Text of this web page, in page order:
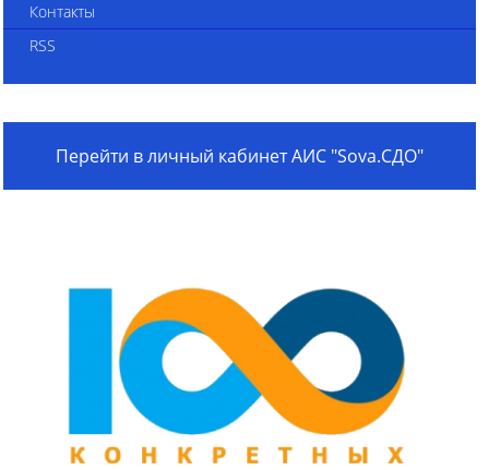
Контакты
RSS
Перейти в личный кабинет АИС "Sova.СДО"